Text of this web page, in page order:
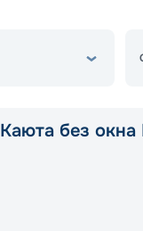
Каюта без окна